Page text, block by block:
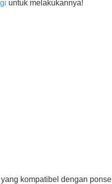
untuk melakukannya!
kompatibel dengan ponsel